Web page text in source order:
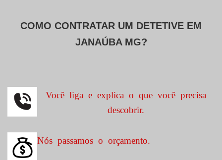
COMO CONTRATAR UM DETETIVE EM
JANAÚBA MG?
Você liga e explica o que você precisa
descobrir.
Nós passamos o orçamento.